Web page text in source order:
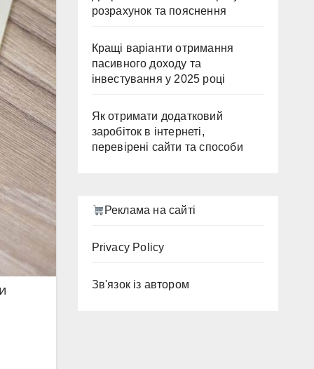
розрахунок та пояснення
Кращі варіанти отримання
пасивного доходу та
інвестування у 2025 році
Як отримати додатковий
заробіток в інтернеті,
перевірені сайти та способи
Реклама на сайті
Privacy Policy
Зв'язок із автором